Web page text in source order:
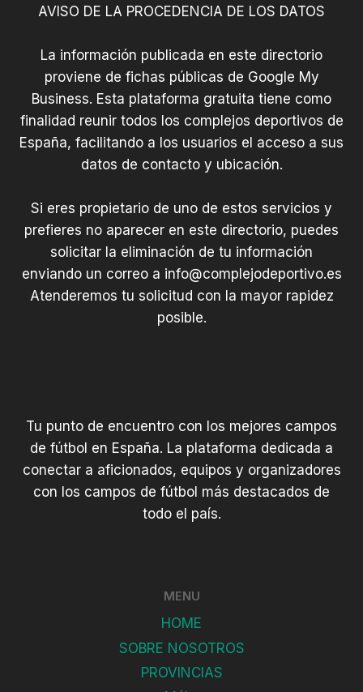
NÁUTICA/CURSOS
SURF/PADDELSURF/SUPYOGA
AVISO DE LA PROCEDENCIA DE LOS DATOS
La información publicada en este directorio
proviene de fichas públicas de Google My
Business. Esta plataforma gratuita tiene como
finalidad reunir todos los complejos deportivos de
España, facilitando a los usuarios el acceso a sus
datos de contacto y ubicación.
Si eres propietario de uno de estos servicios y
prefieres no aparecer en este directorio, puedes
solicitar la eliminación de tu información
enviando un correo a info@complejodeportivo.es
Atenderemos tu solicitud con la mayor rapidez
posible.
Tu punto de encuentro con los mejores campos
de fútbol en España. La plataforma dedicada a
conectar a aficionados, equipos y organizadores
con los campos de fútbol más destacados de
todo el país.
MENU
HOME
SOBRE NOSOTROS
PROVINCIAS